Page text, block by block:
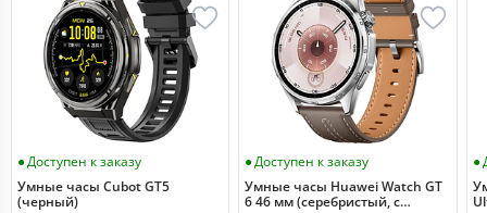
Доступен к заказу
Умные часы Cubot GT5
(черный)
Доступен к заказу
Умные часы Huawei Watch GT
6 46 мм (серебристый, с